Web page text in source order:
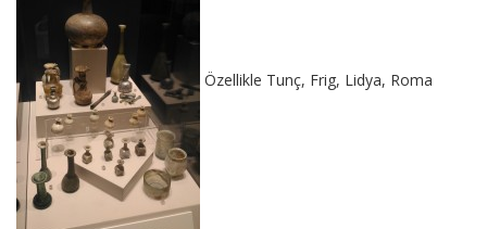
Özellikle Tunç, Frig, Lidya, Roma